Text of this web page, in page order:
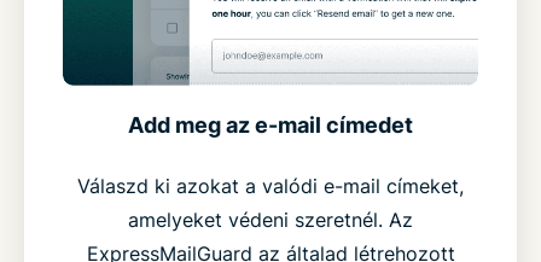
Add meg az e-mail címedet
Válaszd ki azokat a valódi e-mail címeket,
amelyeket védeni szeretnél. Az
ExpressMailGuard az általad létrehozott